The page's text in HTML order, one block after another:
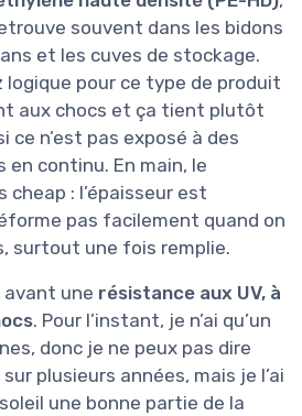
souvent dans les bidons
et les cuves de stockage.
logique pour ce type de produit
aux chocs et ça tient plutôt
ce n’est pas exposé à des
continu. En main, le
: l’épaisseur est
pas facilement quand on
surtout une fois remplie.
une résistance aux UV, à
. Pour l’instant, je n’ai qu’un
donc je ne peux pas dire
plusieurs années, mais je l’ai
une bonne partie de la